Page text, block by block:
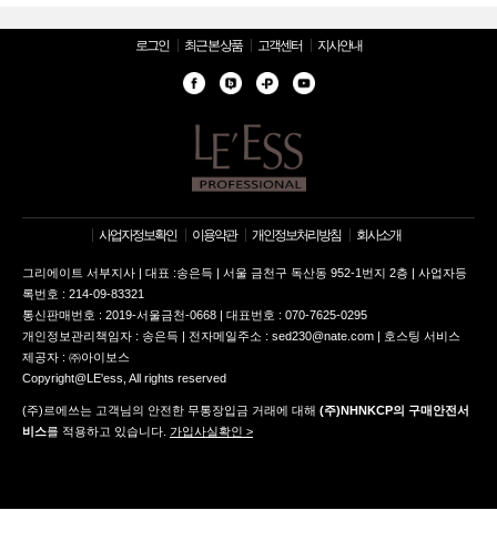
로그인 최근 본 상품 고객센터 지사안내
사업자정보확인 이용약관 개인정보처리방침 회사소개
그리에이트 서부지사 | 대표 :송은득 | 서울 금천구 독산동 952-1번지 2층 | 사업자등
록번호 : 214-09-83321
통신판매번호 : 2019-서울금천-0668 | 대표번호 : 070-7625-0295
개인정보관리책임자 : 송은득 | 전자메일주소 : sed230@nate.com | 호스팅 서비스
제공자 : ㈜아이보스
Copyright@LE'ess, All rights reserved
(주)르에쓰는 고객님의 안전한 무통장입금 거래에 대해 (주)NHNKCP의 구매안전서
비스를 적용하고 있습니다. 가입사실확인 >